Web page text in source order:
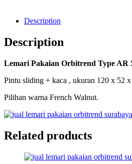
Description
Description
Lemari Pakaian Orbitrend Type AR
Pintu sliding + kaca , ukuran 120 x 52
Pilihan warna French Walnut.
Related products